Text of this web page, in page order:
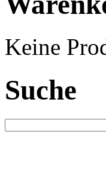
Keine
Suche